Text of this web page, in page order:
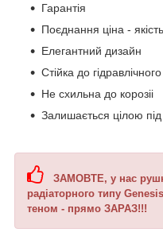
Гарантія
Поєднання ціна - якість
Елегантний дизайн
Стійка до
Не схильна до корозіі
Залишається цілою
ЗАМОВТЕ, у нас
радіаторного типу
теном - прямо ЗАРАЗ!!!